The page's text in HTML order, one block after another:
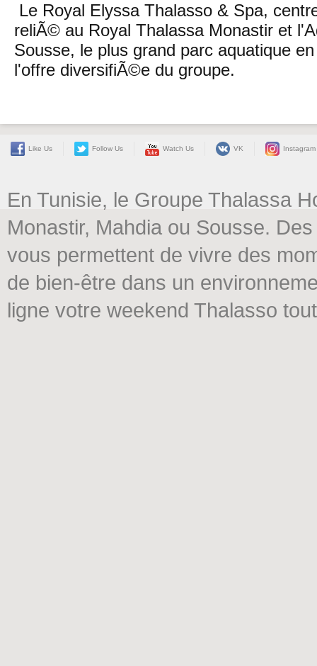
Le Royal Elyssa Thalasso & Spa,
reliÃ© au Royal Thalassa Monastir et
Sousse, le plus grand parc aquatique
l'offre diversifiÃ©e du groupe.
Like Us Follow Us Watch Us VK Instagram
En Tunisie, le Groupe Thalassa
Monastir, Mahdia ou Sousse.
vous permettent de vivre des
de bien-être dans un
ligne votre weekend Thalasso